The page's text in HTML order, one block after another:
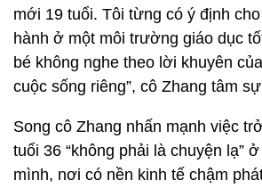
mới 19 tuổi. Tôi từng có ý định
hành ở một môi trường giáo dục
bé không nghe theo lời khuyên
cuộc sống riêng”, cô Zhang tâm
Song cô Zhang nhấn mạnh việc
tuổi 36 “không phải là chuyện lạ”
mình, nơi có nền kinh tế chậm